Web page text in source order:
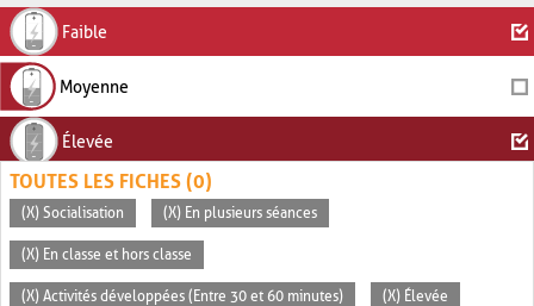
Faible
Moyenne
Élevée
TOUTES LES FICHES (0)
(X) Socialisation (X) En plusieurs séances
(X) En classe et hors classe
(X) Activités développées (Entre 30 et 60 minutes) (X) Élevée